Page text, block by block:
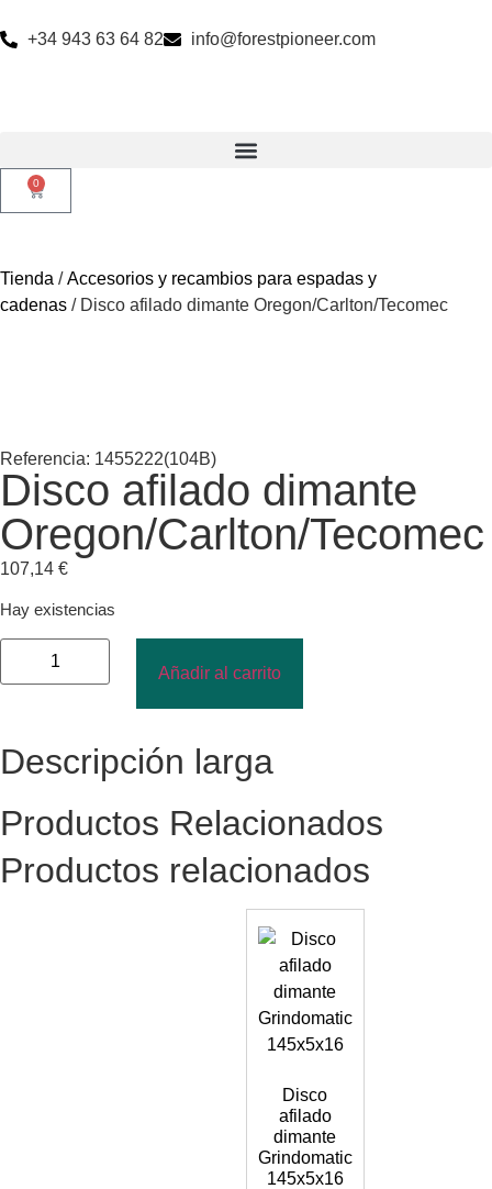
+34 943 63 64 82 info@forestpioneer.com
0
Tienda /Accesorios y recambios para espadas y
cadenas / Disco afilado dimante Oregon/Carlton/Tecomec
Referencia: 1455222(104B)
Disco afilado dimante
Oregon/Carlton/Tecomec
107,14 €
Hay existencias
Añadir al carrito
Descripción larga
Productos Relacionados
Productos relacionados
Disco
afilado
dimante
Grindomatic
145x5x16